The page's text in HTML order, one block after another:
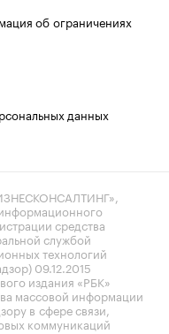
об ограничениях
данных
средства
службой
технологий
09.12.2015
издания «РБК»
массовой информации
в сфере связи,
коммуникаций